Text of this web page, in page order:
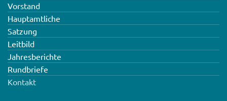
Vorstand
Hauptamtliche
Satzung
Leitbild
Jahresberichte
Rundbriefe
Kontakt